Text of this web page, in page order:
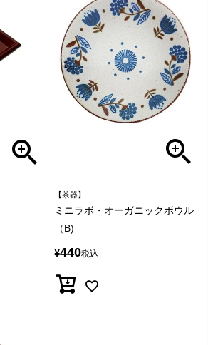
【茶器】
ミニラボ・オーガニックボウル
（B)
¥440税込